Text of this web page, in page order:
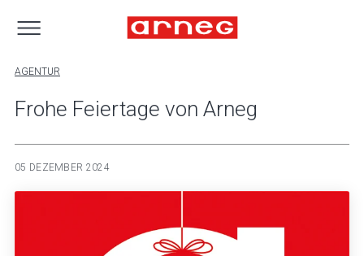
AGENTUR
Frohe Feiertage von Arneg
05 DEZEMBER 2024